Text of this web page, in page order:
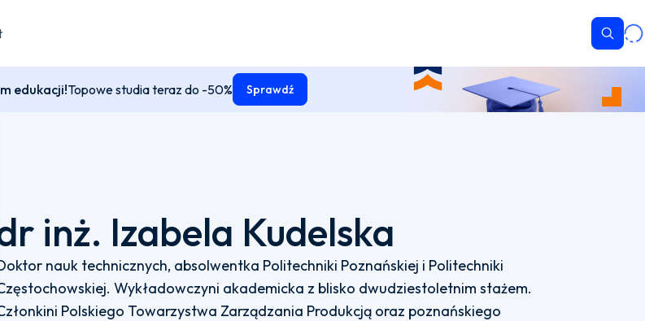
edukacji!Topowe studia teraz do -50% Sprawdź
inż. Izabela Kudelska
nauk technicznych, absolwentka Politechniki Poznańskiej i Politechniki
Wykładowczyni akademicka z blisko dwudziestoletnim stażem.
Polskiego Towarzystwa Zarządzania Produkcją oraz poznańskiego